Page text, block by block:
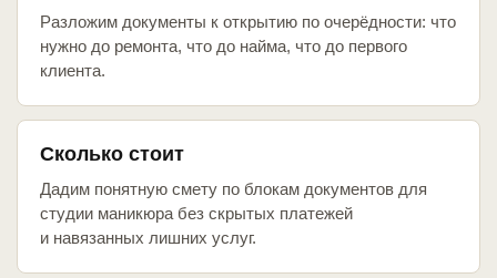
Разложим документы к открытию по очерёдности: что
нужно до ремонта, что до найма, что до первого
клиента.
Сколько стоит
Дадим понятную смету по блокам документов для
студии маникюра без скрытых платежей
и навязанных лишних услуг.